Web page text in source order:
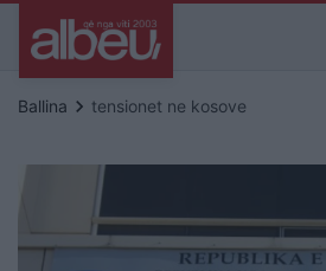
Ballina keyboard_arrow_right tensionet ne kosove